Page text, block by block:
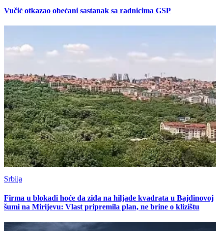
Vučić otkazao obećani sastanak sa radnicima GSP
Srbija
Firma u blokadi hoće da zida na hiljade kvadrata u Bajdinovoj
šumi na Mirijevu: Vlast pripremila plan, ne brine o klizištu